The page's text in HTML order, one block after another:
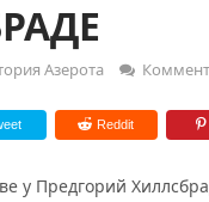
Азерота
Reddit
у Предгорий